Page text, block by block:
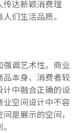
传达新颖消费理
们生活品质。
调艺术性。商业
本身、消费者较
中融合正确的设
空间设计中不容
是展示的空间，